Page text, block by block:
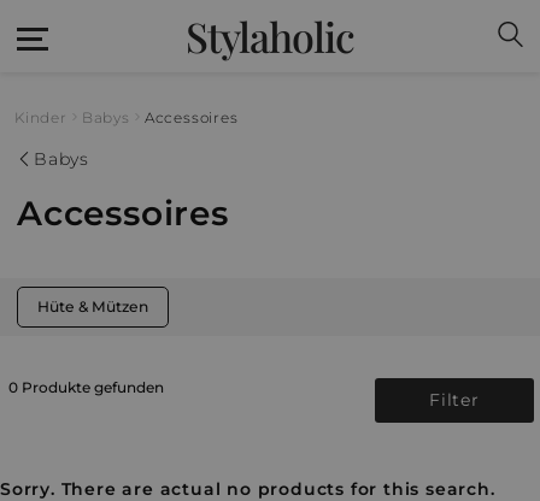
Stylaholic
Kinder Babys Accessoires
Babys
Accessoires
Hüte & Mützen
0 Produkte gefunden
Filter
Sorry. There are actual no products for this search.